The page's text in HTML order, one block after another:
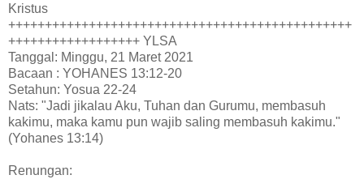
Kristus
+++++++++++++++++++++++++++++++++++++++++++++++
++++++++++++++++++ YLSA
Tanggal: Minggu, 21 Maret 2021
Bacaan : YOHANES 13:12-20
Setahun: Yosua 22-24
Nats: "Jadi jikalau Aku, Tuhan dan Gurumu, membasuh
kakimu, maka kamu pun wajib saling membasuh kakimu."
(Yohanes 13:14)
Renungan: